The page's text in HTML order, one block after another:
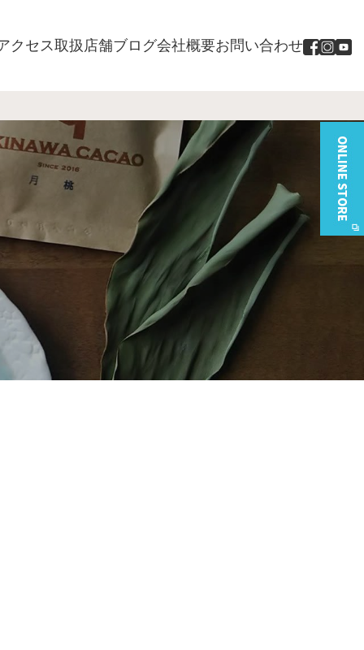
クセス取扱店舗ブログ会社概要お問い合わせ